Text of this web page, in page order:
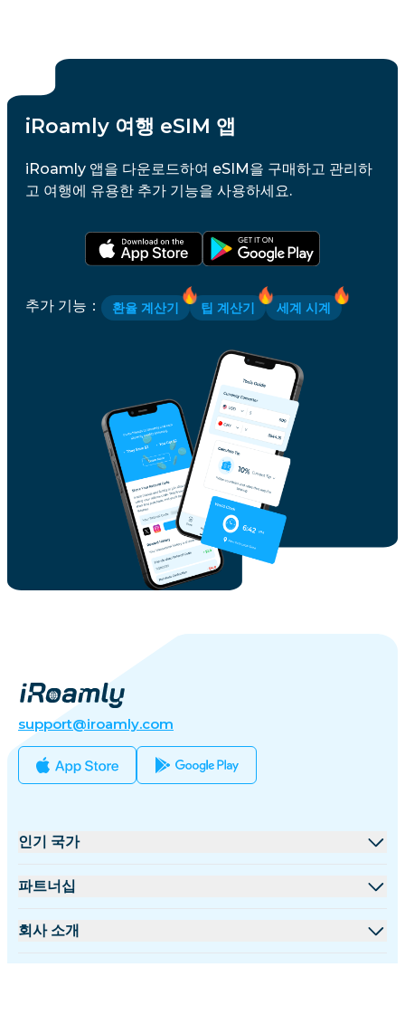
iRoamly 여행 eSIM 앱
iRoamly 앱을 다운로드하여 eSIM을 구매하고 관리하
고 여행에 유용한 추가 기능을 사용하세요.
추가 기능 ： 환율 계산기 팁 계산기 세계 시계
support@iroamly.com
인기 국가
미국
파트너십
도매 플랫폼
회사 소개
iRoamly 소개